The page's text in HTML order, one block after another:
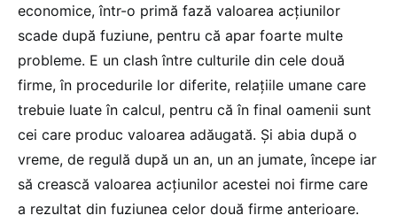
economice, într-o primă fază valoarea acțiunilor
scade după fuziune, pentru că apar foarte multe
probleme. E un clash între culturile din cele două
firme, în procedurile lor diferite, relațiile umane care
trebuie luate în calcul, pentru că în final oamenii sunt
cei care produc valoarea adăugată. Și abia după o
vreme, de regulă după un an, un an jumate, începe iar
să crească valoarea acțiunilor acestei noi firme care
a rezultat din fuziunea celor două firme anterioare.